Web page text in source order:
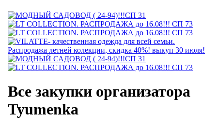
Все закупки организатора
Tyumenka